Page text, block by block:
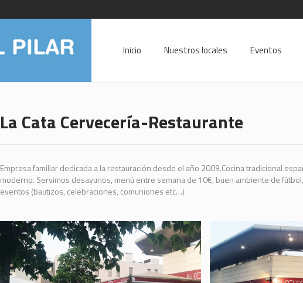
Inicio Nuestros locales Eventos
La Cata Cervecería-Restaurante
Empresa familiar dedicada a la restauración desde el año 2009.Cocina tradicional
moderno. Servimos desayunos, menú entre semana de 10€, buen ambiente de
eventos (bautizos, celebraciones, comuniones etc…)